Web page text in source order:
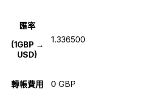
匯率
(1GBP →
USD)
1.336500
轉帳費用 0 GBP